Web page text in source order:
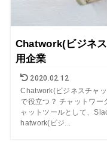
Chatwork(ビジネ
用企業
2020.02.12
Chatwork(ビジネスチャ
で役立つ？ チャットワー
ャットツールとして、
hatwork(ビジ...